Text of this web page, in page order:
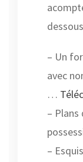
– Un
avec
…
–
–